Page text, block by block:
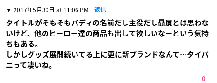
2017年5月30日 at 11:06 PM 返信
タイトルがそもそもバディの名前だし主役だし贔屓とは思わな
いけど、他のヒーロー達の商品も出して欲しいなーという気持
ちもある。
しかしグッズ展開続いてる上に更に新ブランドなんて…タイバ
ニって凄いね。
0